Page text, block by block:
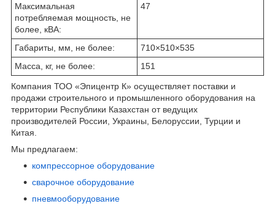
Максимальная
потребляемая мощность, не
более, кВА:
47
Габариты, мм, не более:
710×510×535
Масса, кг, не более:
151
Компания ТОО «Эпицентр К» осуществляет поставки и
продажи строительного и промышленного оборудования на
территории Республики Казахстан от ведущих
производителей России, Украины, Белоруссии, Турции и
Китая.
Мы предлагаем:
компрессорное оборудование
сварочное оборудование
пневмооборудование